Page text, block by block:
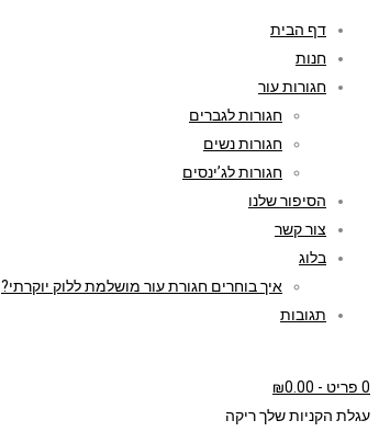
דף הבית
חנות
חגורות עור
חגורות לגברים
חגורות נשים
חגורות לג’ינסים
הסיפור שלנו
צור קשר
בלוג
איך בוחרים חגורת עור מושלמת ללוק יוקרתי?
תגובות
0 פריט
-
₪0.00
עגלת הקניות שלך ריקה